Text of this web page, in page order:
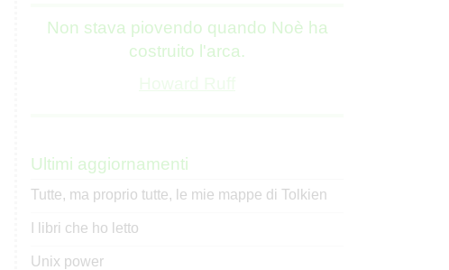
Non stava piovendo quando Noè ha
costruito l'arca.
Ultimi aggiornamenti
Tutte, ma proprio tutte, le mie mappe di Tolkien
I libri che ho letto
Unix power